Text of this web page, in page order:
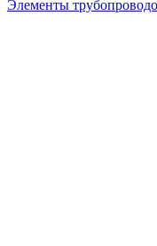
Элементы